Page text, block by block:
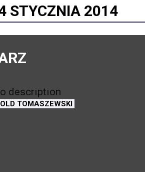
STYCZNIA 2014
TOMASZEWSKI